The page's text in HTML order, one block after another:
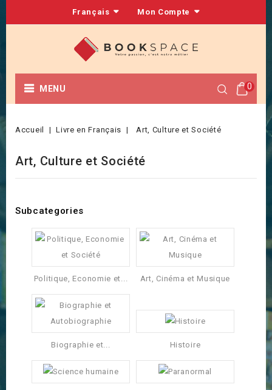
Français Mon Compte
0
MENU
Accueil Livre en Français Art, Culture et Société
Art, Culture et Société
Subcategories
Politique, Economie et... Art, Cinéma et Musique
Biographie et... Histoire